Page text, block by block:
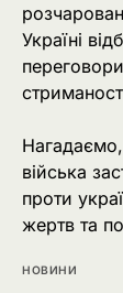
Україні
війська
проти
жертв та
НОВИНИ